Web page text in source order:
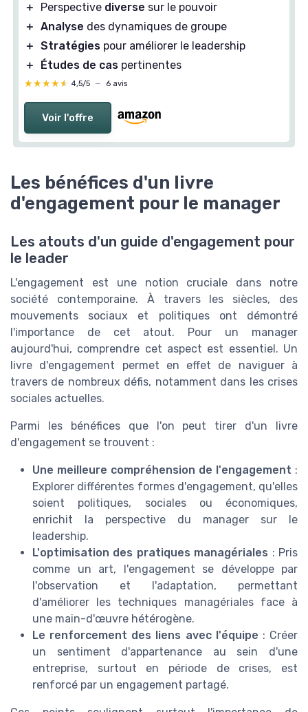
＋ Perspective diverse sur le pouvoir
＋ Analyse des dynamiques de groupe
＋ Stratégies pour améliorer le leadership
＋
Études de cas pertinentes
★★★★★
★★★★★ 4,5/5 — 6 avis
Voir l'offre
Les bénéfices d'un livre
d'engagement pour le manager
Les atouts d'un guide d'engagement pour
le leader
L'engagement est une notion cruciale dans notre
société contemporaine. À travers les siècles, des
mouvements sociaux et politiques ont démontré
l'importance de cet atout. Pour un manager
aujourd'hui, comprendre cet aspect est essentiel. Un
livre d'engagement permet en effet de naviguer à
travers de nombreux défis, notamment dans les crises
sociales actuelles.
Parmi les bénéfices que l'on peut tirer d'un livre
d'engagement se trouvent :
Une meilleure compréhension de l'engagement :
Explorer différentes formes d'engagement, qu'elles
soient politiques, sociales ou économiques,
enrichit la perspective du manager sur le
leadership.
L'optimisation des pratiques managériales : Pris
comme un art, l'engagement se développe par
l'observation et l'adaptation, permettant
d'améliorer les techniques managériales face à
une main-d'œuvre hétérogène.
Le renforcement des liens avec l'équipe : Créer
un sentiment d'appartenance au sein d'une
entreprise, surtout en période de crises, est
renforcé par un engagement partagé.